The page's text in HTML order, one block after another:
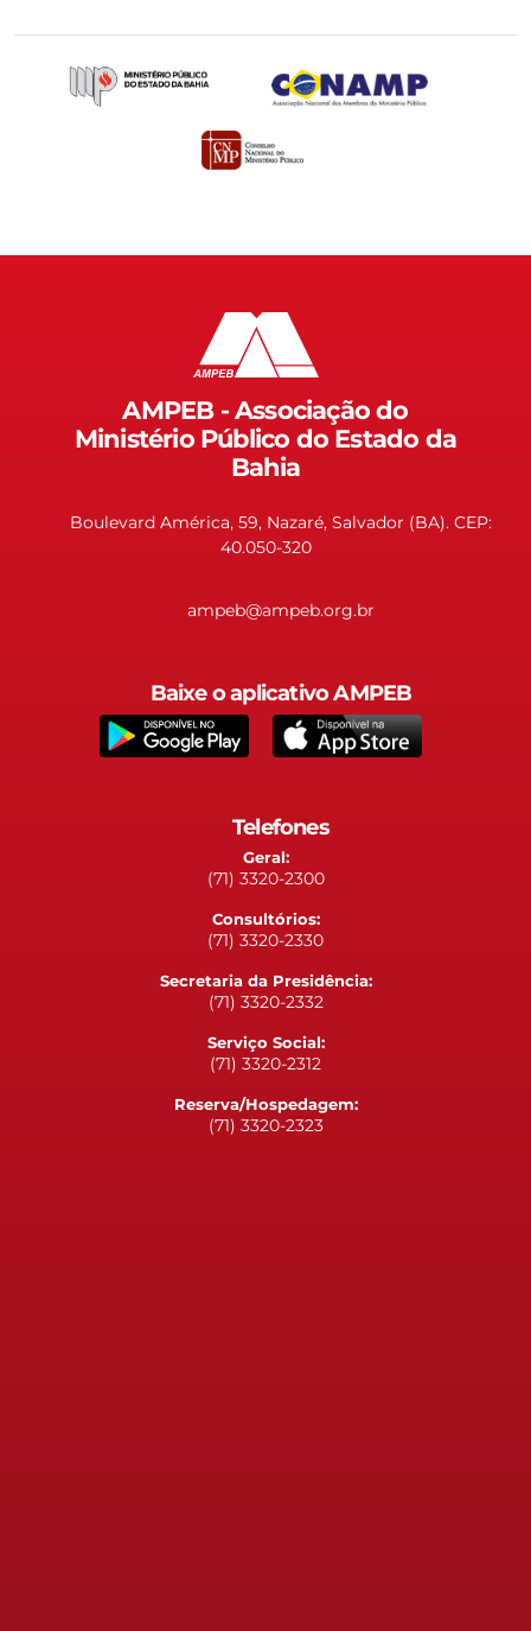
AMPEB - Associação do
Ministério Público do Estado da
Bahia
Boulevard América, 59, Nazaré, Salvador (BA). CEP:
40.050-320
ampeb@ampeb.org.br
Baixe o aplicativo AMPEB
Telefones
Geral:
(71) 3320-2300
Consultórios:
(71) 3320-2330
Secretaria da Presidência:
(71) 3320-2332
Serviço Social:
(71) 3320-2312
Reserva/Hospedagem:
(71) 3320-2323